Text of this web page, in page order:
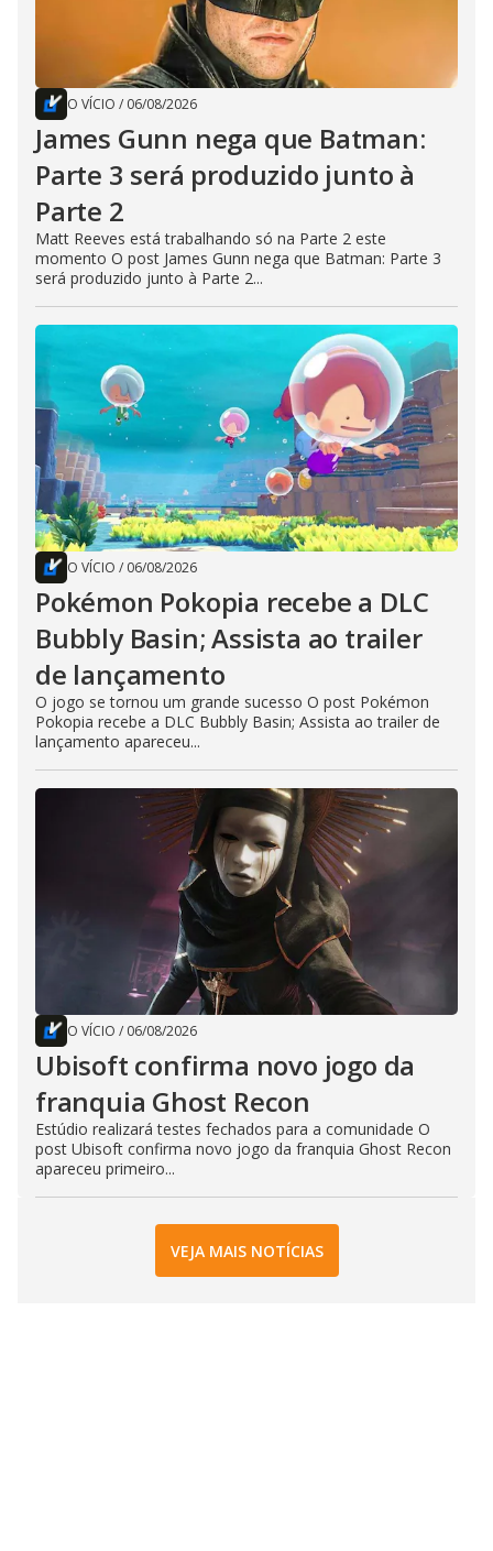
O VÍCIO / 06/08/2026
James Gunn nega que Batman:
Parte 3 será produzido junto à
Parte 2
Matt Reeves está trabalhando só na Parte 2 este
momento O post James Gunn nega que Batman: Parte 3
será produzido junto à Parte 2...
O VÍCIO / 06/08/2026
Pokémon Pokopia recebe a DLC
Bubbly Basin; Assista ao trailer
de lançamento
O jogo se tornou um grande sucesso O post Pokémon
Pokopia recebe a DLC Bubbly Basin; Assista ao trailer de
lançamento apareceu...
O VÍCIO / 06/08/2026
Ubisoft confirma novo jogo da
franquia Ghost Recon
Estúdio realizará testes fechados para a comunidade O
post Ubisoft confirma novo jogo da franquia Ghost Recon
apareceu primeiro...
VEJA MAIS NOTÍCIAS